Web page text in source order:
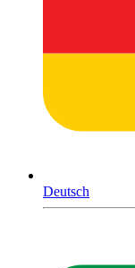
Deutsch